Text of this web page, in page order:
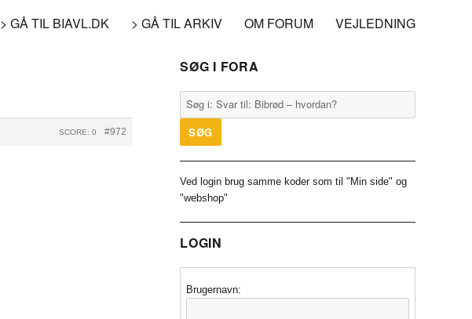
> GÅ TIL BIAVL.DK > GÅ TIL ARKIV OM FORUM VEJLEDNING
#972
SCORE: 0
SØG I FORA
Ved login brug samme koder som til "Min side" og
"webshop"
LOGIN
Brugernavn: